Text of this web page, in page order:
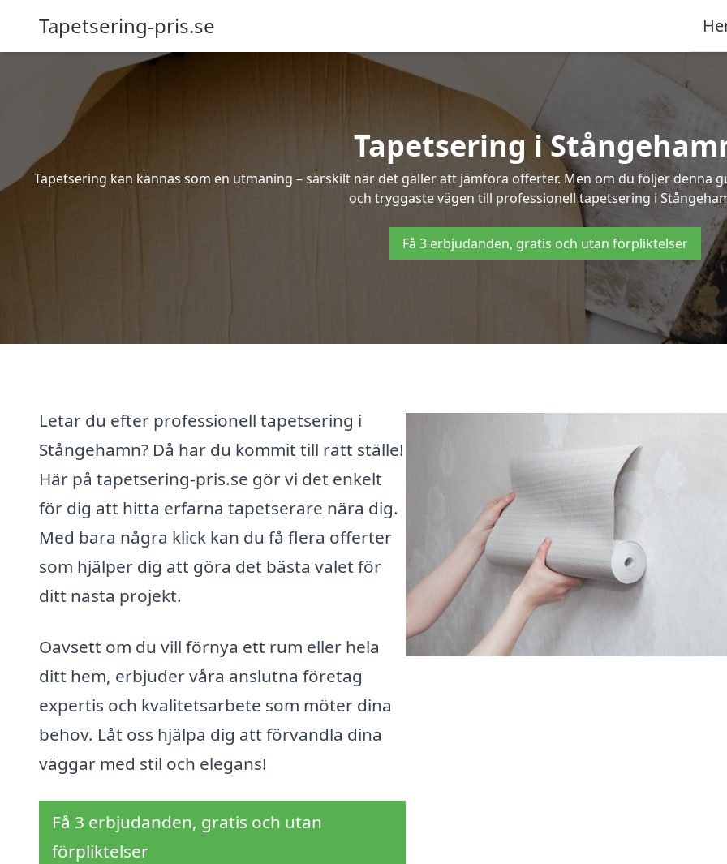
Tapetsering-pris.se
Tapetsering i
Tapetsering kan kännas som en utmaning – särskilt när det gäller att jämföra offerter. Men om du följer denna
och tryggaste vägen till professionell tapetsering i
Få 3 erbjudanden, gratis och utan förpliktelser
Letar du efter professionell tapetsering i
Stångehamn? Då har du kommit till rätt ställe!
Här på tapetsering-pris.se gör vi det enkelt
för dig att hitta erfarna tapetserare nära dig.
Med bara några klick kan du få flera offerter
som hjälper dig att göra det bästa valet för
ditt nästa projekt.
Oavsett om du vill förnya ett rum eller hela
ditt hem, erbjuder våra anslutna företag
expertis och kvalitetsarbete som möter dina
behov. Låt oss hjälpa dig att förvandla dina
väggar med stil och elegans!
Få 3 erbjudanden, gratis och utan
förpliktelser